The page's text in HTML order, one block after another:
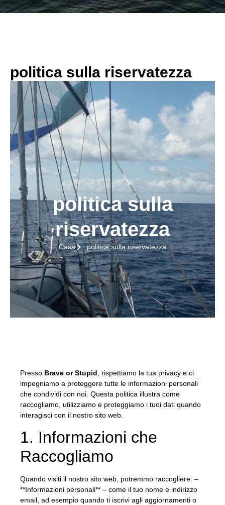
politica sulla riservatezza
politica sulla
riservatezza
Casa politica sulla riservatezza
Presso Brave or Stupid , rispettiamo la tua privacy e ci
impegniamo a proteggere tutte le informazioni personali
che condividi con noi. Questa politica illustra come
raccogliamo, utilizziamo e proteggiamo i tuoi dati quando
interagisci con il nostro sito web.
1. Informazioni che
Raccogliamo
Quando visiti il nostro sito web, potremmo raccogliere: –
**Informazioni personali** – come il tuo nome e indirizzo
email, ad esempio quando ti iscrivi agli aggiornamenti o